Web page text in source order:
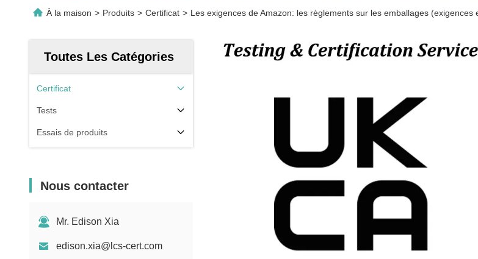
À la maison > Produits > Certificat > Les exigences de Amazon: les règlements sur les emballages
Toutes Les Catégories
Certificat
Tests
Essais de produits
Nous contacter
Mr. Edison Xia
edison.xia@lcs-cert.com